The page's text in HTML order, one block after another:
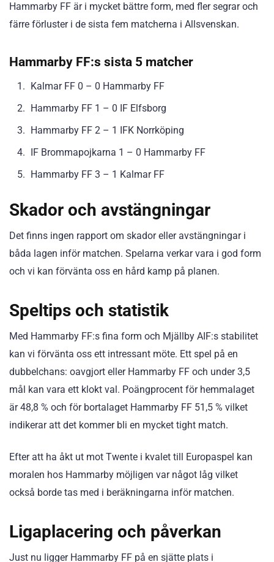
Hammarby FF är i mycket bättre form, med fler segrar och
färre förluster i de sista fem matcherna i Allsvenskan.
Hammarby FF:s sista 5 matcher
Kalmar FF 0 – 0 Hammarby FF
Hammarby FF 1 – 0 IF Elfsborg
Hammarby FF 2 – 1 IFK Norrköping
IF Brommapojkarna 1 – 0 Hammarby FF
Hammarby FF 3 – 1 Kalmar FF
Skador och avstängningar
Det finns ingen rapport om skador eller avstängningar i
båda lagen inför matchen. Spelarna verkar vara i god form
och vi kan förvänta oss en hård kamp på planen.
Speltips och statistik
Med Hammarby FF:s fina form och Mjällby AIF:s stabilitet
kan vi förvänta oss ett intressant möte. Ett spel på en
dubbelchans: oavgjort eller Hammarby FF och under 3,5
mål kan vara ett klokt val. Poängprocent för hemmalaget
är 48,8 % och för bortalaget Hammarby FF 51,5 % vilket
indikerar att det kommer bli en mycket tight match.
Efter att ha åkt ut mot Twente i kvalet till Europaspel kan
moralen hos Hammarby möjligen var något låg vilket
också borde tas med i beräkningarna inför matchen.
Ligaplacering och påverkan
Just nu ligger Hammarby FF på en sjätte plats i